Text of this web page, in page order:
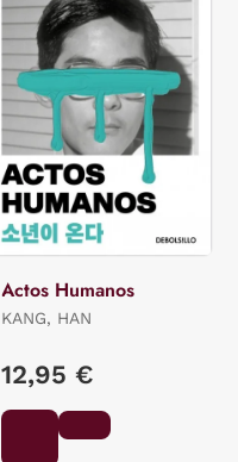
Actos Humanos
KANG, HAN
12,95 €